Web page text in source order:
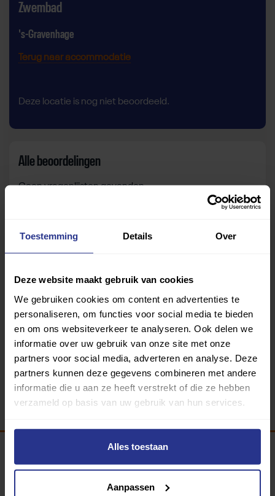
Toestemming Details Over
Deze website maakt gebruik van cookies
We gebruiken cookies om content en advertenties te
personaliseren, om functies voor social media te bieden
en om ons websiteverkeer te analyseren. Ook delen we
informatie over uw gebruik van onze site met onze
partners voor social media, adverteren en analyse. Deze
partners kunnen deze gegevens combineren met andere
informatie die u aan ze heeft verstrekt of die ze hebben
verzameld op basis van uw gebruik van hun services.
Alles toestaan
Aanpassen
Zwembad
's-Gravenhage
Terug naar accommodatie
Deze locatie is nog niet beoordeeld.
Alle beoordelingen
Geen vragenlijsten gevonden.
Inloggen
Programma van: